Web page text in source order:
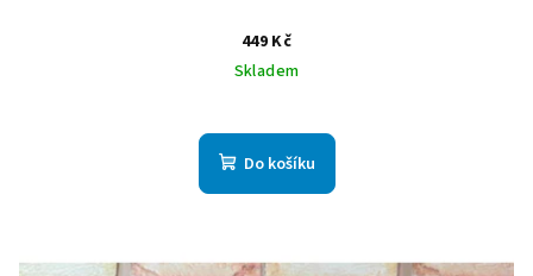
449 Kč
Skladem
Do košíku